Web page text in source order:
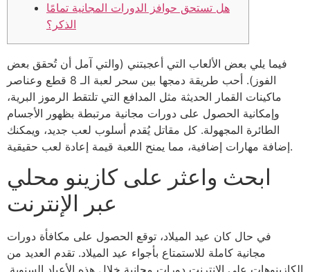
هل تستحق حوافز الدورات المجانية تمامًا
الذكر؟
فيما يلي بعض الألعاب التي أعجبتني (والتي آمل أن تُحقق بعض
الفوز). أحب طريقة دمجها بين سحر لعبة الـ 8 قطع وعناصر
ماكينات القمار الحديثة مثل المدافع التي تلتقط الرموز البرية،
وإمكانية الحصول على دورات مجانية مرتبطة بظهور الأجسام
الطائرة المجهولة. كل مقاتل يُقدم أسلوب لعب جديد، ويمكنك
إضافة مهارات إضافية، مما يمنح اللعبة قيمة إعادة لعب حقيقية.
ابحث واعثر على كازينو محلي
عبر الإنترنت
في حال كان عيد الميلاد، توقع الحصول على مكافأة دورات
مجانية كاملة للاستمتاع بأجواء عيد الميلاد. تقدم العديد من